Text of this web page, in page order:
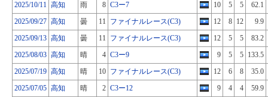
2025/10/11 高知 雨 8 C3ー7 10 5 5
62.1
2025/09/27 高知 曇 11 ファイナルレース(C3) 12 8 12
9.9
2025/09/13 高知 曇 11 ファイナルレース(C3) 12 5 5
83.2
2025/08/03 高知 晴 4 C3ー9 9 5 5 133.5
2025/07/19 高知 晴 10 ファイナルレース(C3) 12 6 8
35.0
2025/07/05 高知 晴 2 C3ー12 9 4 4
59.9